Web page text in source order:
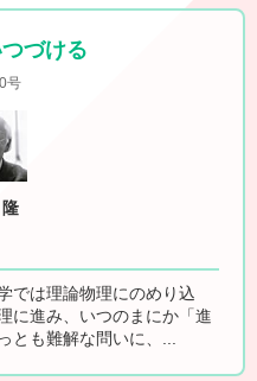
づける
号
では理論物理にのめり込
に進み、いつのまにか「進
とも難解な問いに、...